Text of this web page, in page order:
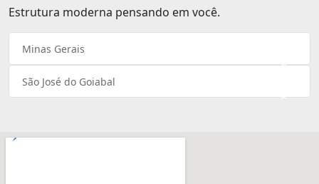
Estrutura moderna pensando em você.
×
Minas Gerais
×
São José do Goiabal